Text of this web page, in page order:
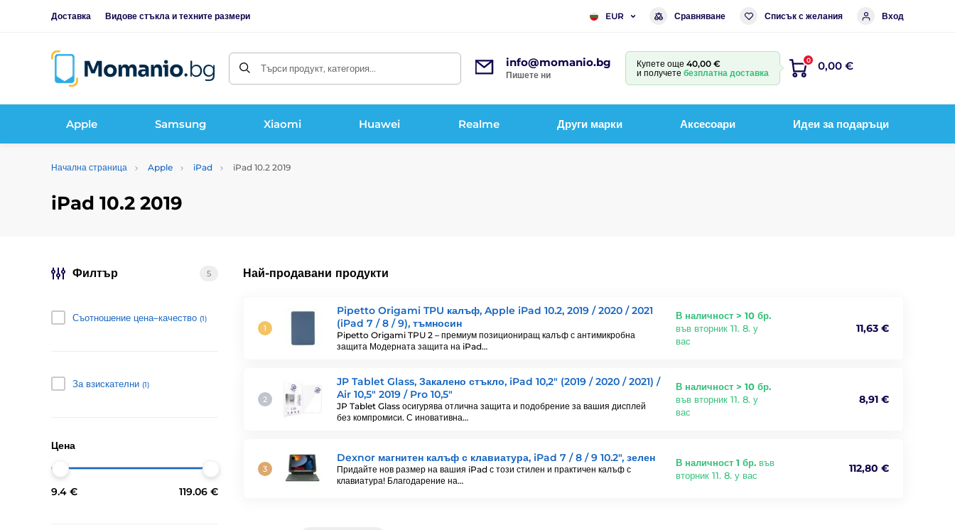
Доставка Видове стъкла и техните размери EUR Сравняване Списък с желания Вход
Търси продукт, категория... info@momanio.bg
Пишете ни
Купете още 40,00 €
и получете безплатна доставка
0 0,00 €
Apple Samsung Xiaomi Huawei Realme Други марки Аксесоари Идеи за подаръци
Начална страница Apple iPad iPad 10.2 2019
iPad 10.2 2019
Най-продавани продукти
Pipetto Origami TPU калъф, Apple iPad 10.2, 2019 / 2020 / 2021
(iPad 7 / 8 / 9), тъмносин
Pipetto Origami TPU 2 – премиум позициониращ калъф с антимикробна
защита Модерната защита на iPad…
В наличност > 10 бр.
във вторник 11. 8. у
вас
11,63 €
JP Tablet Glass, Закалено стъкло, iPad 10,2" (2019 / 2020 / 2021) /
Air 10,5" 2019 / Pro 10,5"
JP Tablet Glass осигурява отлична защита и подобрение за вашия дисплей
без компромиси. С иновативна…
В наличност > 10 бр.
във вторник 11. 8. у
вас
8,91 €
Dexnor магнитен калъф с клавиатура, iPad 7 / 8 / 9 10.2", зелен
Придайте нов размер на вашия iPad с този стилен и практичен калъф с
клавиатура! Благодарение на…
В наличност 1 бр. във
вторник 11. 8. у вас
112,80 €
Филтър 5
Съотношение цена–качество (1)
За взискателни (1)
Цена
9.4 € 119.06 €